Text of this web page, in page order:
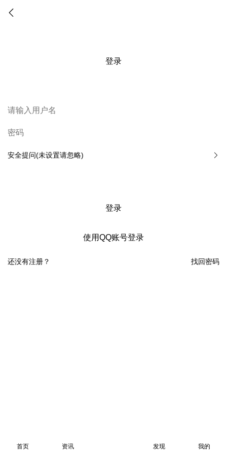
登录
安全提问(未设置请忽略)
登录
使用QQ账号登录
找回密码
还没有注册？
首页 资讯 发现 我的